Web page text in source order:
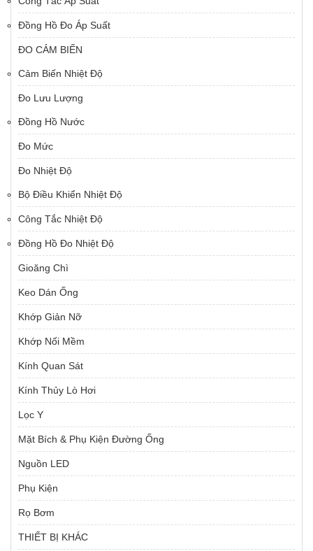
Đồng Hồ Đo Áp Suất
ĐO CẢM BIẾN
Cảm Biến Nhiệt Độ
Đo Lưu Lượng
Đồng Hồ Nước
Đo Mức
Đo Nhiệt Độ
Bộ Điều Khiển Nhiệt Độ
Công Tắc Nhiệt Độ
Đồng Hồ Đo Nhiệt Độ
Gioăng Chì
Keo Dán Ống
Khớp Giản Nỡ
Khớp Nối Mềm
Kính Quan Sát
Kính Thủy Lò Hơi
Lọc Y
Mặt Bích & Phụ Kiện Đường Ống
Nguồn LED
Phụ Kiện
Rọ Bơm
THIẾT BỊ KHÁC